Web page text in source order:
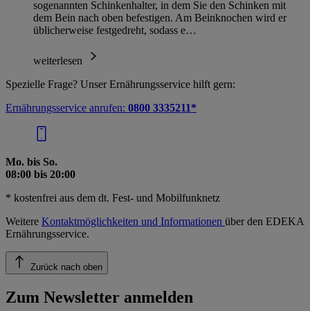
sogenannten Schinkenhalter, in dem Sie den Schinken mit
dem Bein nach oben befestigen. Am Beinknochen wird er
üblicherweise festgedreht, sodass e…
weiterlesen
Spezielle Frage? Unser Ernährungsservice hilft gern:
Ernährungsservice anrufen: 0800 3335211*
Mo. bis So.
08:00 bis 20:00
* kostenfrei aus dem dt. Fest- und Mobilfunknetz
Weitere Kontaktmöglichkeiten und Informationen über den EDEKA
Ernährungsservice.
Zurück nach oben
Zum Newsletter anmelden